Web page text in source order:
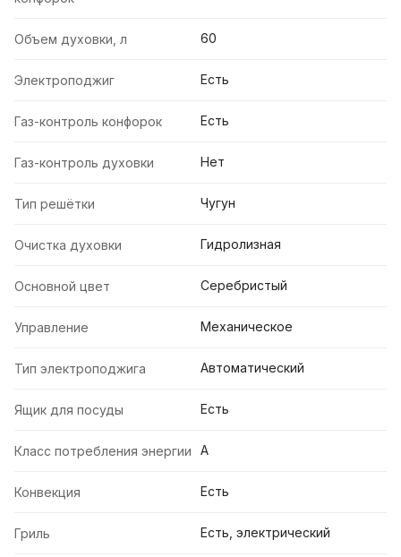
Объем духовки, л 60
Электроподжиг Есть
Газ-контроль конфорок Есть
Газ-контроль духовки Нет
Тип решётки Чугун
Очистка духовки Гидролизная
Основной цвет Серебристый
Управление Механическое
Тип электроподжига Автоматический
Ящик для посуды Есть
Класс потребления энергии A
Конвекция Есть
Гриль Есть, электрический